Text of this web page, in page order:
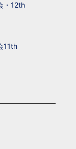
・12th
11th